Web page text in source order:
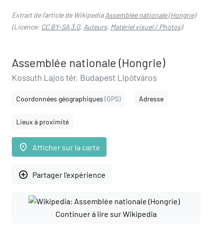
Extrait de l'article de WikipediaAssemblée nationale (Hongrie)
(Licence: CC BY-SA 3.0, Auteurs, Matériel visuel / Photos).
Assemblée nationale (Hongrie)
Kossuth Lajos tér, Budapest Lipótváros
Coordonnées géographiques (GPS) Adresse
Lieux à proximité
place Afficher sur la carte
add_circle_outline Partager l'expérience
Continuer à lire sur Wikipedia